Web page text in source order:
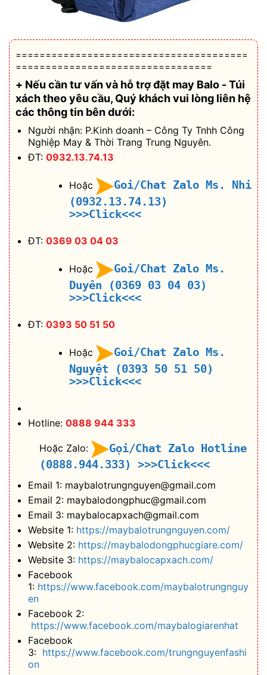
=======================================
=================================
+ Nếu cần tư vấn và hỗ trợđặt may Balo - Túi
xách theo yêu cầu, Quý khách vui lòng liên hệ
các thông tin bên dưới:
Người nhận: P.Kinh doanh – Công Ty Tnhh Công
Nghiệp May & Thời Trang Trung Nguyên.
ĐT: 0932.13.74.13
Hoặc
Goi/Chat Zalo Ms. Nhi
(0932.13.74.13)
>>>Click<<<
ĐT: 0369 03 04 03
Hoặc
Goi/Chat Zalo Ms.
Duyên (0369 03 04 03)
>>>Click<<<
ĐT: 0393 50 51 50
Hoặc
Goi/Chat Zalo Ms.
Nguyệt (0393 50 51 50)
>>>Click<<<
Hotline: 0888 944 333
Hoặc Zalo:
Gọi/Chat Zalo Hotline
(0888.944.333)
>>>Click<<<
Email 1: maybalotrungnguyen@gmail.com
Email 2: maybalodongphuc@gmail.com
Email 3: maybalocapxach@gmail.com
Website 1: https://maybalotrungnguyen.com/
Website 2: https://maybalodongphucgiare.com/
Website 3: https://maybalocapxach.com/
Facebook
1: https://www.facebook.com/maybalotrungnguy
en
Facebook 2:
https://www.facebook.com/maybalogiarenhat
Facebook
3: https://www.facebook.com/trungnguyenfashi
on